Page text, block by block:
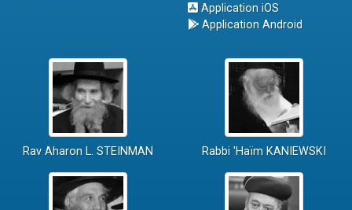
Application iOS
Application Android
Rav Aharon L. STEINMAN Rabbi 'Haïm KANIEWSKI